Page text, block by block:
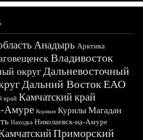
Анадырь Арктика
Владивосток
округДальневосточный
Дальний ВостокЕАО
край Камчатский край
Амуре Корякия Курилы Магадан
Находка Николаевск-на-Амуре
Приморский